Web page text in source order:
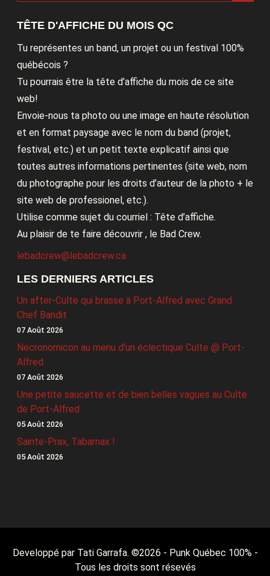
TÊTE D'AFFICHE DU MOIS QC
Tu représentes un band, un projet ou un festival 100%
québécois ?
Tu pourrais être la tête d’affiche du mois de ce site
web!
Envoie-nous ta photo ou une image en haute résolution
et en format paysage avec le nom du band (projet,
festival, etc.) et un petit texte explicatif ainsi que
toutes autres informations pertinentes (site web, nom
du photographe pour les droits d’auteur de la photo + le
site web de professionel, etc.).
Utilise comme sujet du courriel : Tête d’affiche.
Au plaisir de te faire découvrir , le Bad Crew.
lebadcrew@lebadcrew.ca
LES DERNIERS ARTICLES
Un after-Culte qui brasse à Port-Alfred avec Grand
Chef Bandit
07 Août 2026
Necronomicon au menu d’un éclectique Culte @ Port-
Alfred
07 Août 2026
Une petite saucette et de bien belles vagues au Culte
de Port-Alfred
05 Août 2026
Sainte-Prax, Tabarnax !
05 Août 2026
Developpé par Tati Garrafa. ©2026 - Punk Québec 100% -
Tous les droits sont résevés